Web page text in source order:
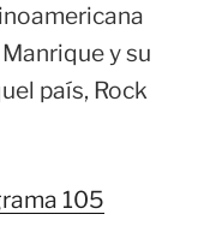
y su
país, Rock
105